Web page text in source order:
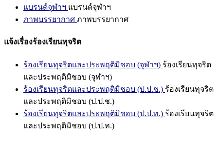
แบรนด์จุฬาฯ แบรนด์จุฬาฯ
ภาพบรรยากาศ ภาพบรรยากาศ
แจ้งเรื่องร้องเรียนทุจริต
ร้องเรียนทุจริตและประพฤติมิชอบ (จุฬาฯ) ร้องเรียนทุจริต
และประพฤติมิชอบ (จุฬาฯ)
ร้องเรียนทุจริตและประพฤติมิชอบ (ป.ป.ช.) ร้องเรียนทุจริต
และประพฤติมิชอบ (ป.ป.ช.)
ร้องเรียนทุจริตและประพฤติมิชอบ (ป.ป.ท.) ร้องเรียนทุจริต
และประพฤติมิชอบ (ป.ป.ท.)